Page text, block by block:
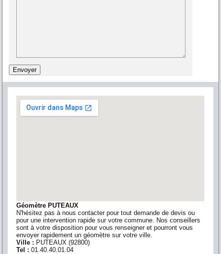
Géomètre PUTEAUX
N'hésitez pas à nous contacter pour tout demande de devis ou
pour une intervention rapide sur votre commune. Nos conseillers
sont à votre disposition pour vous renseigner et pourront vous
envoyer rapidement un géomètre sur votre ville.
Ville : PUTEAUX (92800)
Tel :01.40.40.01.04